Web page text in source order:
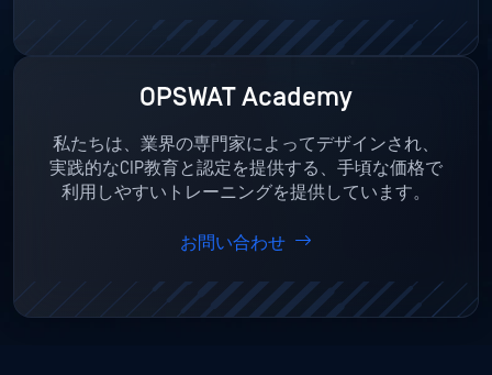
OPSWAT Academy
私たちは、業界の専門家によってデザインされ、
実践的なCIP教育と認定を提供する、手頃な価格で
利用しやすいトレーニングを提供しています。
お問い合わせ